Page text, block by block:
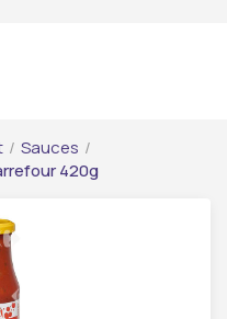
/ Sauces /
420g